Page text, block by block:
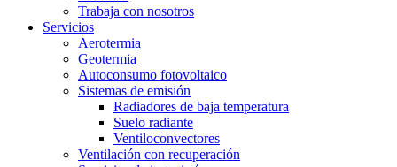
Trabaja con nosotros
Servicios
Aerotermia
Geotermia
Autoconsumo fotovoltaico
Sistemas de emisión
Radiadores de baja temperatura
Suelo radiante
Ventiloconvectores
Ventilación con recuperación